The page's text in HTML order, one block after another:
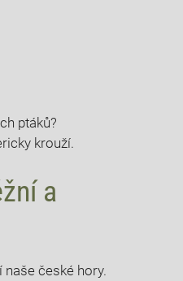
ptáků?
krouží.
a
české hory.